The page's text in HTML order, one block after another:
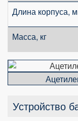
Длина корпуса,
Масса, кг
Устройство